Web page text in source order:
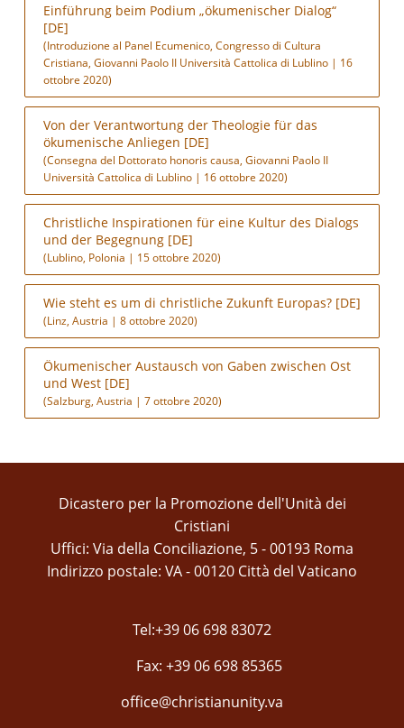
Einführung beim Podium „ökumenischer Dialog“
[DE]
(Introduzione al Panel Ecumenico, Congresso di Cultura
Cristiana, Giovanni Paolo II Università Cattolica di Lublino | 16
ottobre 2020)
Von der Verantwortung der Theologie für das
ökumenische Anliegen [DE]
(Consegna del Dottorato honoris causa, Giovanni Paolo II
Università Cattolica di Lublino | 16 ottobre 2020)
Christliche Inspirationen für eine Kultur des Dialogs
und der Begegnung [DE]
(Lublino, Polonia | 15 ottobre 2020)
Wie steht es um di christliche Zukunft Europas? [DE]
(Linz, Austria | 8 ottobre 2020)
Ökumenischer Austausch von Gaben zwischen Ost
und West [DE]
(Salzburg, Austria | 7 ottobre 2020)
Dicastero per la Promozione dell'Unità dei
Cristiani
Uffici: Via della Conciliazione, 5 - 00193 Roma
Indirizzo postale: VA - 00120 Città del Vaticano
Tel:+39 06 698 83072
Fax: +39 06 698 85365
office@christianunity.va